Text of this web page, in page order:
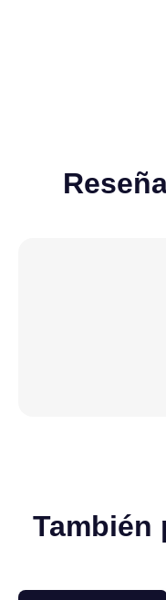
También